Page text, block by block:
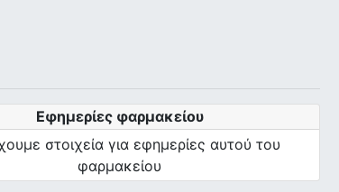
Εφημερίες φαρμακείου
στοιχεία για εφημερίες αυτού του
φαρμακείου